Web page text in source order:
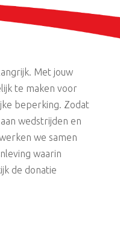
Met jouw
te maken voor
beperking. Zodat
wedstrijden en
we samen
waarin
de donatie